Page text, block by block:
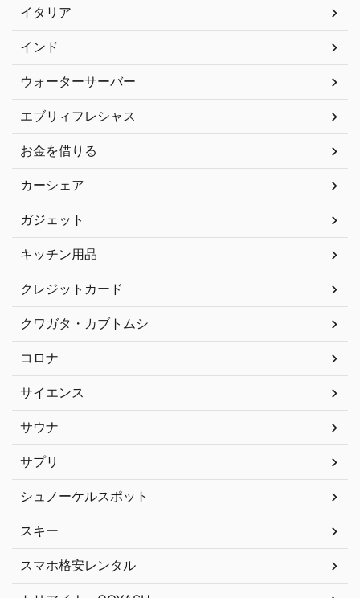
イタリア
インド
ウォーターサーバー
エブリィフレシャス
お金を借りる
カーシェア
ガジェット
キッチン用品
クレジットカード
クワガタ・カブトムシ
コロナ
サイエンス
サウナ
サプリ
シュノーケルスポット
スキー
スマホ格安レンタル